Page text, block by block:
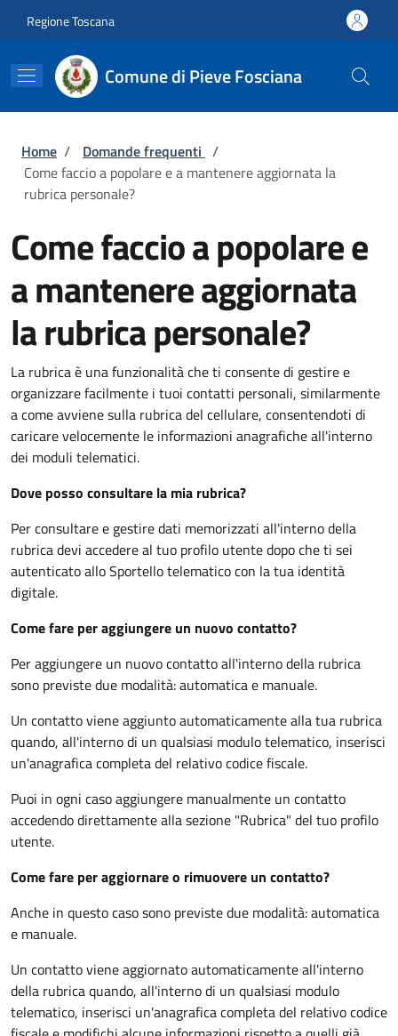
Regione Toscana
Comune di Pieve Fosciana
Briciole di pane
Home / Domande frequenti /
Come faccio a popolare e a mantenere aggiornata la
rubrica personale?
Come faccio a popolare e
a mantenere aggiornata
la rubrica personale?
La rubrica è una funzionalità che ti consente di gestire e
organizzare facilmente i tuoi contatti personali, similarmente
a come avviene sulla rubrica del cellulare, consentendoti di
caricare velocemente le informazioni anagrafiche all'interno
dei moduli telematici.
Dove posso consultare la mia rubrica?
Per consultare e gestire dati memorizzati all'interno della
rubrica devi accedere al tuo profilo utente dopo che ti sei
autenticato allo Sportello telematico con la tua identità
digitale.
Come fare per aggiungere un nuovo contatto?
Per aggiungere un nuovo contatto all'interno della rubrica
sono previste due modalità: automatica e manuale.
Un contatto viene aggiunto automaticamente alla tua rubrica
quando, all'interno di un qualsiasi modulo telematico, inserisci
un'anagrafica completa del relativo codice fiscale.
Puoi in ogni caso aggiungere manualmente un contatto
accedendo direttamente alla sezione "Rubrica" del tuo profilo
utente.
Come fare per aggiornare o rimuovere un contatto?
Anche in questo caso sono previste due modalità: automatica
e manuale.
Un contatto viene aggiornato automaticamente all'interno
della rubrica quando, all'interno di un qualsiasi modulo
telematico, inserisci un'anagrafica completa del relativo codice